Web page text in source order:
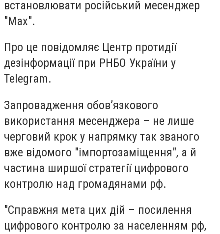
встановлювати російський месенджер
"Мах".
Про це повідомляє Центр протидії
дезінформації при РНБО України у
Telegram.
Запровадження обов’язкового
використання месенджера – не лише
черговий крок у напрямку так званого
вже відомого "імпортозаміщення", а й
частина ширшої стратегії цифрового
контролю над громадянами рф.
"Справжня мета цих дій – посилення
цифрового контролю за населенням рф,